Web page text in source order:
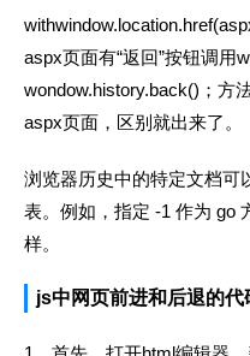
aspx页面有“返回”按钮调用
wondow.history.back()；方
aspx页面，区别就出来了。
浏览器历史中的特定文档可
表。例如，指定 -1 作为 go
样。
js中网页前进和后退的代